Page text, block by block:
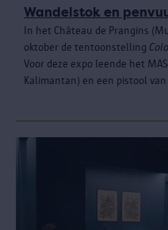
Wandelstok en
In het Château de Prangins
oktober de tentoonstelling
Voor deze expo leende het
Kalimantan) en een pistool